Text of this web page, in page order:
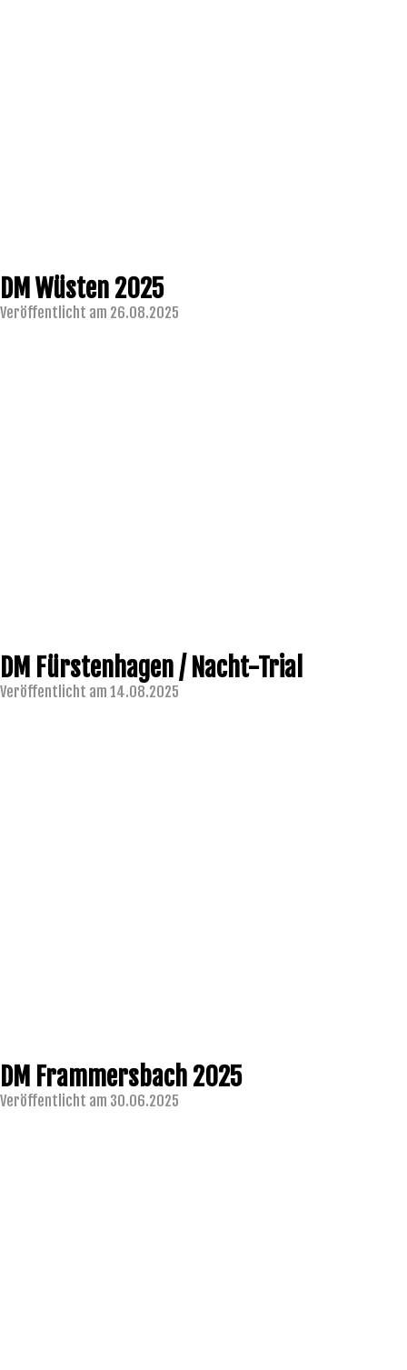
DM Wüsten 2025
Veröffentlicht am 26.08.2025
DM Fürstenhagen / Nacht-Trial
Veröffentlicht am 14.08.2025
DM Frammersbach 2025
Veröffentlicht am 30.06.2025